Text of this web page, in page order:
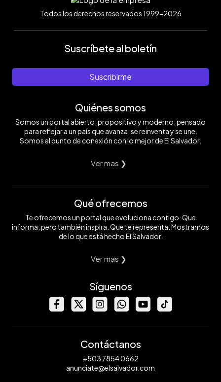
Todos los derechos reservados 1999-2026
Suscríbete al boletín
Suscribirme
Quiénes somos
Somos un portal abierto, propositivo y moderno, pensado
para reflejar a un país que avanza, se reinventa y se une.
Somos el punto de conexión con lo mejor de El Salvador.
Ver mas ❯
Qué ofrecemos
Te ofrecemos un portal que evoluciona contigo. Que
informa, pero también inspira. Que te representa. Mostramos
de lo que está hecho El Salvador.
Ver mas ❯
Síguenos
Contáctanos
+503 7854 0662
anunciate@elsalvador.com